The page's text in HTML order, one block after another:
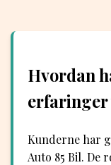
Hvordan
erfaringer
Kunderne har
Auto 85 Bil. De